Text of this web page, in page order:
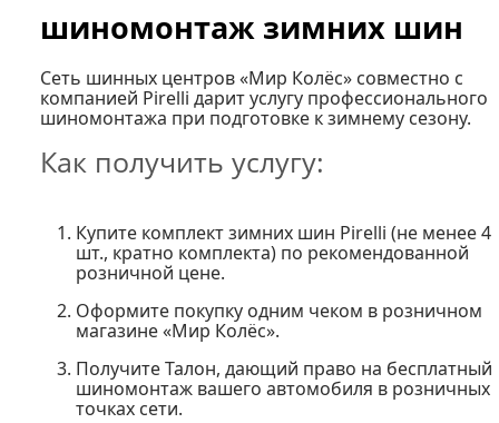
шиномонтаж зимних шин
Сеть шинных центров«Мир Колёс» совместно с
компанией Pirelli дарит услугу профессионального
шиномонтажа при подготовке к зимнему сезону.
Как получить услугу:
Купите комплектзимних шин Pirelli (не менее 4
шт., кратно комплекта) по рекомендованной
розничной цене.
Оформите покупку одним чеком в розничном
магазине «Мир Колёс».
Получите Талон, дающий право на бесплатный
шиномонтаж вашего автомобиля в розничных
точках сети.